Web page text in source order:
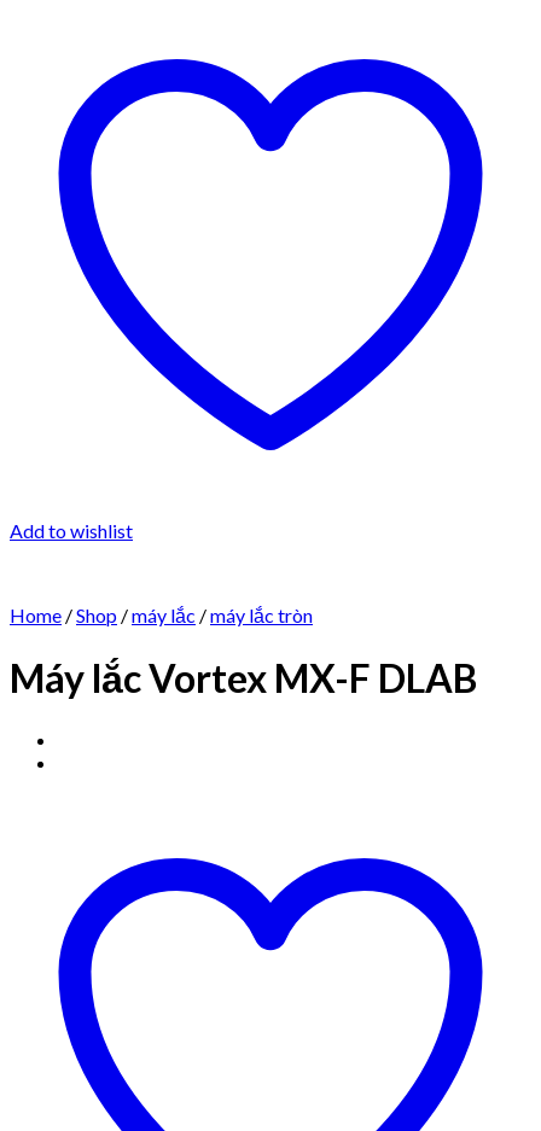
Add to wishlist
Home /Shop /máy lắc /máy lắc tròn
Máy lắc Vortex MX-F DLAB